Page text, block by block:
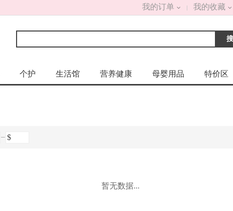
我的订单 我的收藏
个护 生活馆 营养健康 母婴用品 特价区
$
暂无数据...